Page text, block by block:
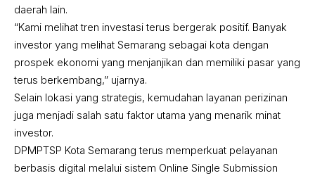
daerah lain.
“Kami melihat tren investasi terus bergerak positif. Banyak
investor yang melihat Semarang sebagai kota dengan
prospek ekonomi yang menjanjikan dan memiliki pasar yang
terus berkembang,” ujarnya.
Selain lokasi yang strategis, kemudahan layanan perizinan
juga menjadi salah satu faktor utama yang menarik minat
investor.
DPMPTSP Kota Semarang terus memperkuat pelayanan
berbasis digital melalui sistem Online Single Submission